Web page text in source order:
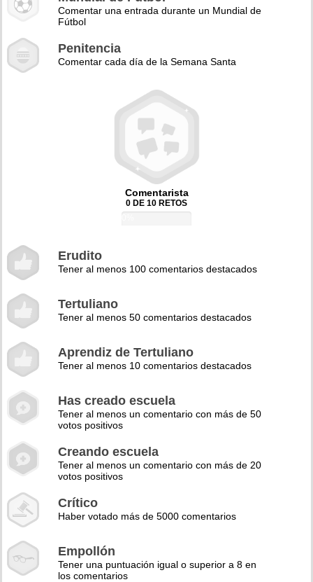
Comentar una entrada durante un Mundial de
Fútbol
Penitencia
Comentar cada día de la Semana Santa
Comentarista
0 DE 10 RETOS
Erudito
Tener al menos 100 comentarios destacados
Tertuliano
Tener al menos 50 comentarios destacados
Aprendiz de Tertuliano
Tener al menos 10 comentarios destacados
Has creado escuela
Tener al menos un comentario con más de 50
votos positivos
Creando escuela
Tener al menos un comentario con más de 20
votos positivos
Crítico
Haber votado más de 5000 comentarios
Empollón
Tener una puntuación igual o superior a 8 en
los comentarios